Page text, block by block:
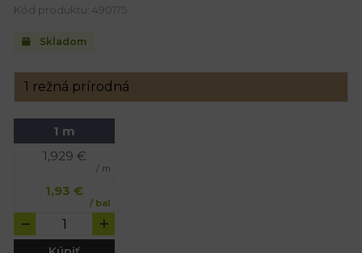
Kód produktu: 490175
Skladom
1 m
1,929 €
/ m
1,93 €
/ bal